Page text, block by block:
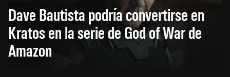
Dave Bautista podría convertirse en
Kratos en la serie de God of War de
Amazon